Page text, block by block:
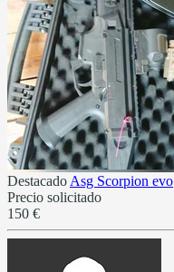
Destacado Asg Scorpion evo
Precio solicitado
150 €